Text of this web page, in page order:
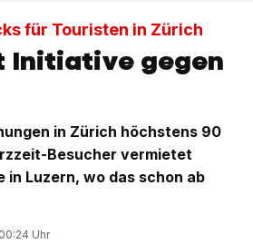
für Touristen in Zürich
Initiative gegen
in Zürich höchstens 90
Besucher vermietet
in Luzern, wo das schon ab
Uhr